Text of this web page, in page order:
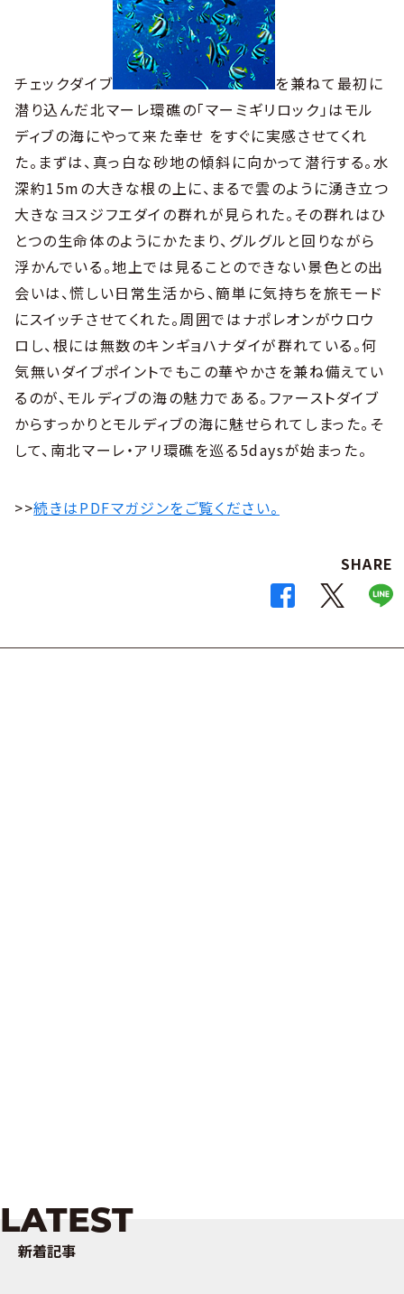
チェックダイブ
を兼ねて最初に
潜り込んだ北マーレ環礁の「マーミギリロック」はモル
ディブの海にやって来た幸せ をすぐに実感させてくれ
た。まずは、真っ白な砂地の傾斜に向かって潜行する。水
深約15mの大きな根の上に、まるで雲のように湧き立つ
大きなヨスジフエダイの群れが見られた。その群れはひ
とつの生命体のようにかたまり、グルグルと回りながら
浮かんでいる。地上では見ることのできない景色との出
会いは、慌しい日常生活から、簡単に気持ちを旅モード
にスイッチさせてくれた。周囲ではナポレオンがウロウ
ロし、根には無数のキンギョハナダイが群れている。何
気無いダイブポイントでもこの華やかさを兼ね備えてい
るのが、モルディブの海の魅力である。ファーストダイブ
からすっかりとモルディブの海に魅せられてしまった。そ
して、南北マーレ・アリ環礁を巡る5daysが始まった。
>>続きはPDFマガジンをご覧ください。
SHARE
LATEST
新着記事